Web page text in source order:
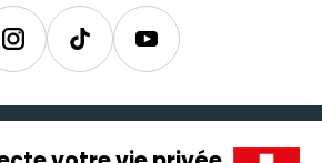
InstagramTikTok Youtube